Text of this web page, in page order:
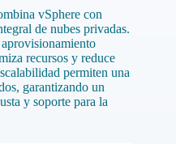
vSphere con
de nubes privadas.
recursos y reduce
permiten una
garantizando un
y soporte para la